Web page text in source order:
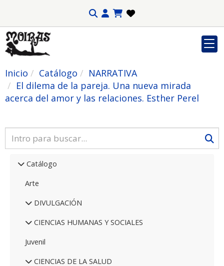
Inicio Catálogo
NARRATIVA
El dilema de la pareja. Una nueva mirada
acerca del amor y las relaciones. Esther Perel
Catálogo
Arte
DIVULGACIÓN
CIENCIAS HUMANAS Y SOCIALES
Juvenil
CIENCIAS DE LA SALUD